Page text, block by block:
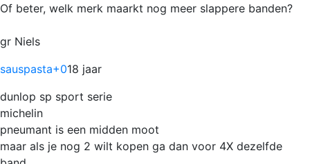
Of beter, welk merk maarkt nog meer slappere banden?
gr Niels
sauspasta+018 jaar
dunlop sp sport serie
michelin
pneumant is een midden moot
maar als je nog 2 wilt kopen ga dan voor 4X dezelfde